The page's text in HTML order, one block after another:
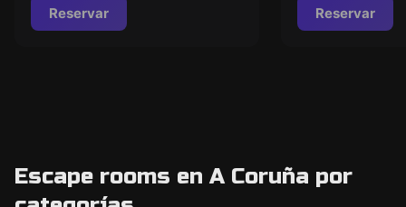
Reservar Reservar
Escape rooms en A Coruña por